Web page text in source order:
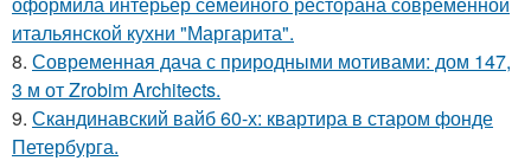
итальянской кухни "Маргарита".
8. Современная дача с природными мотивами: дом 147,
3 м от Zrobim Architects.
9. Скандинавский вайб 60-х: квартира в старом фонде
Петербурга.